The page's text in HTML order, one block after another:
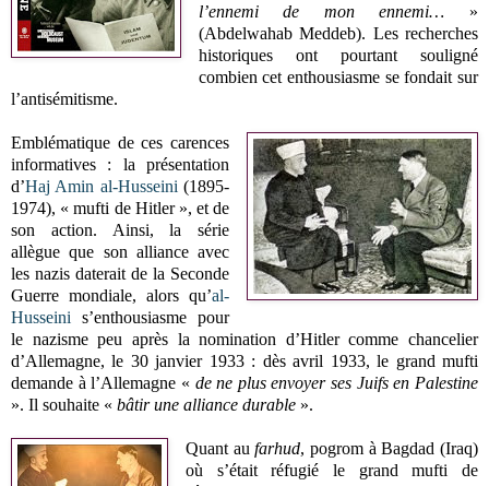
l’ennemi de mon ennemi… »
(Abdelwahab Meddeb). Les recherches
historiques ont pourtant souligné
combien cet enthousiasme se fondait sur
l’antisémitisme.
Emblématique de ces carences
informatives : la présentation
d’Haj Amin al-Husseini (1895-
1974), « mufti de Hitler », et de
son action. Ainsi, la série
allègue que son alliance avec
les nazis daterait de la Seconde
Guerre mondiale, alors qu’al-
Husseini s’enthousiasme pour
le nazisme peu après la nomination d’Hitler comme chancelier
d’Allemagne, le 30 janvier 1933 : dès avril 1933, le grand mufti
demande à l’Allemagne « de ne plus envoyer ses Juifs en Palestine
». Il souhaite « bâtir une alliance durable ».
Quant aufarhud, pogrom à Bagdad (Iraq)
où s’était réfugié le grand mufti de